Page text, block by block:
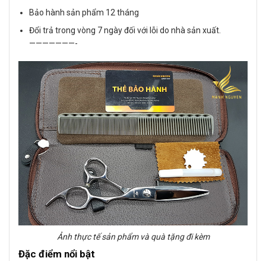
Bảo hành sản phẩm 12 tháng
Đổi trả trong vòng 7 ngày đối với lỗi do nhà sản xuất.
———————-
Ảnh thực tế sản phẩm và quà tặng đi kèm
Đặc điểm nổi bật